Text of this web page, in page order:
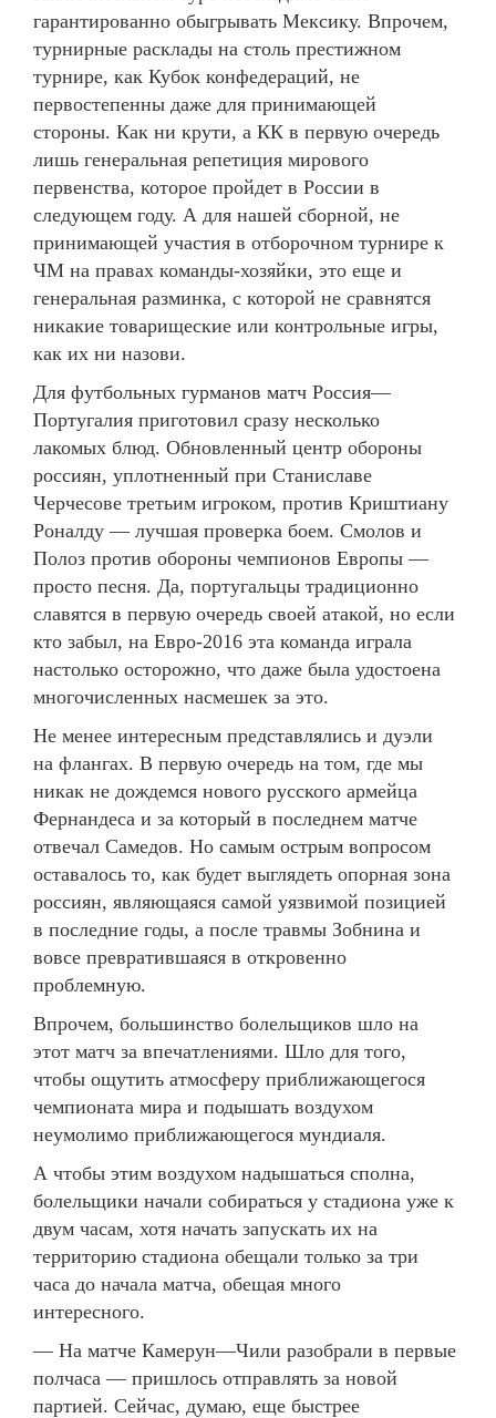
гарантированно обыгрывать Мексику. Впрочем,
турнирные расклады на столь престижном
турнире, как Кубок конфедераций, не
первостепенны даже для принимающей
стороны. Как ни крути, а КК в первую очередь
лишь генеральная репетиция мирового
первенства, которое пройдет в России в
следующем году. А для нашей сборной, не
принимающей участия в отборочном турнире к
ЧМ на правах команды-хозяйки, это еще и
генеральная разминка, с которой не сравнятся
никакие товарищеские или контрольные игры,
как их ни назови.
Для футбольных гурманов матч Россия—
Португалия приготовил сразу несколько
лакомых блюд. Обновленный центр обороны
россиян, уплотненный при Станиславе
Черчесове третьим игроком, против Криштиану
Роналду — лучшая проверка боем. Смолов и
Полоз против обороны чемпионов Европы —
просто песня. Да, португальцы традиционно
славятся в первую очередь своей атакой, но если
кто забыл, на Евро-2016 эта команда играла
настолько осторожно, что даже была удостоена
многочисленных насмешек за это.
Не менее интересным представлялись и дуэли
на флангах. В первую очередь на том, где мы
никак не дождемся нового русского армейца
Фернандеса и за который в последнем матче
отвечал Самедов. Но самым острым вопросом
оставалось то, как будет выглядеть опорная зона
россиян, являющаяся самой уязвимой позицией
в последние годы, а после травмы Зобнина и
вовсе превратившаяся в откровенно
проблемную.
Впрочем, большинство болельщиков шло на
этот матч за впечатлениями. Шло для того,
чтобы ощутить атмосферу приближающегося
чемпионата мира и подышать воздухом
неумолимо приближающегося мундиаля.
А чтобы этим воздухом надышаться сполна,
болельщики начали собираться у стадиона уже к
двум часам, хотя начать запускать их на
территорию стадиона обещали только за три
часа до начала матча, обещая много
интересного.
— На матче Камерун—Чили разобрали в первые
полчаса — пришлось отправлять за новой
партией. Сейчас, думаю, еще быстрее